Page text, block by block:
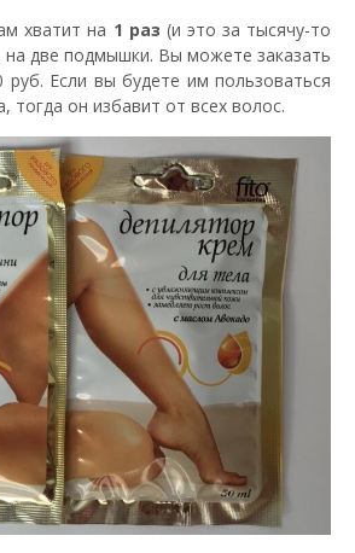
хватит на 1 раз (и это за тысячу-то
на две подмышки. Вы можете заказать
Если вы будете им пользоваться
тогда он избавит от всех волос.